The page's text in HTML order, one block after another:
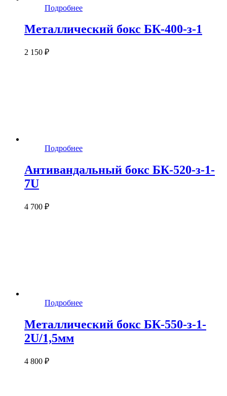
Подробнее
Металлический бокс БК-400-з-1
2 150 ₽
Подробнее
Антивандальный бокс БК-520-з-1-
7U
4 700 ₽
Подробнее
Металлический бокс БК-550-з-1-
2U/1,5мм
4 800 ₽